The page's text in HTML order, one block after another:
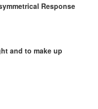
Response
and to make up